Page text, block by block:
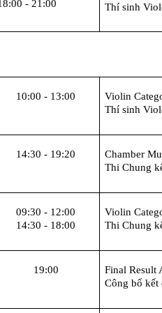
- 21:00
Thí sinh
10:00 - 13:00
Violin
Thí sinh
14:30 - 19:20
Chamber
Thi Chung
09:30 - 12:00
14:30 - 18:00
Violin
Thi Chung
19:00
Final Result
Công bố kết